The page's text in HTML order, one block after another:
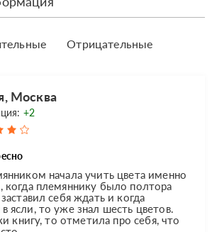
Отрицательные
Москва
+2
начала учить цвета именно
когда племяннику было полтора
себя ждать и когда
ясли, то уже знал шесть цветов.
книгу, то отметила про себя, что